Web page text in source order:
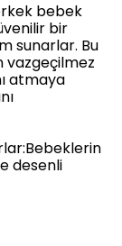
bebek
bir
sunarlar. Bu
vazgeçilmez
atmaya
desenli